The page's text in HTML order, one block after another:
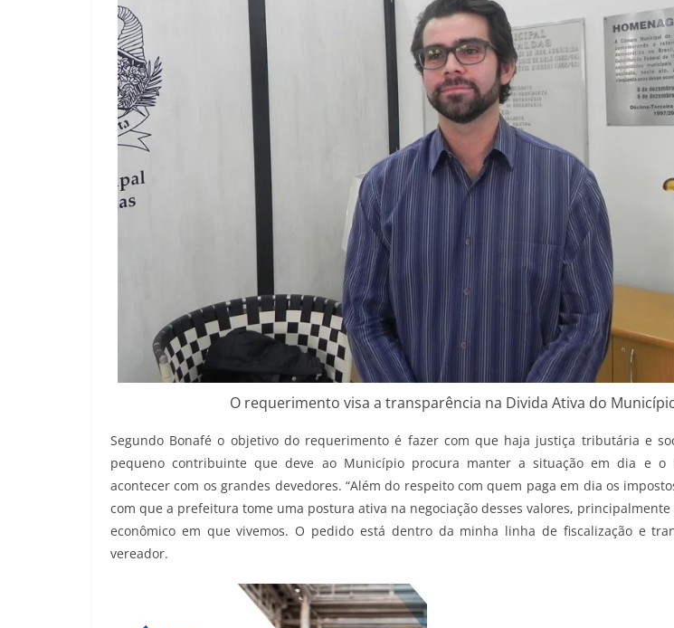
O requerimento visa a transparência na Divida Ativa do
Segundo Bonafé o objetivo do requerimento é fazer com que haja justiça tributária e
pequeno contribuinte que deve ao Município procura manter a situação em dia e o
acontecer com os grandes devedores. “Além do respeito com quem paga em dia os
com que a prefeitura tome uma postura ativa na negociação desses valores,
econômico em que vivemos. O pedido está dentro da minha linha de fiscalização e
vereador.